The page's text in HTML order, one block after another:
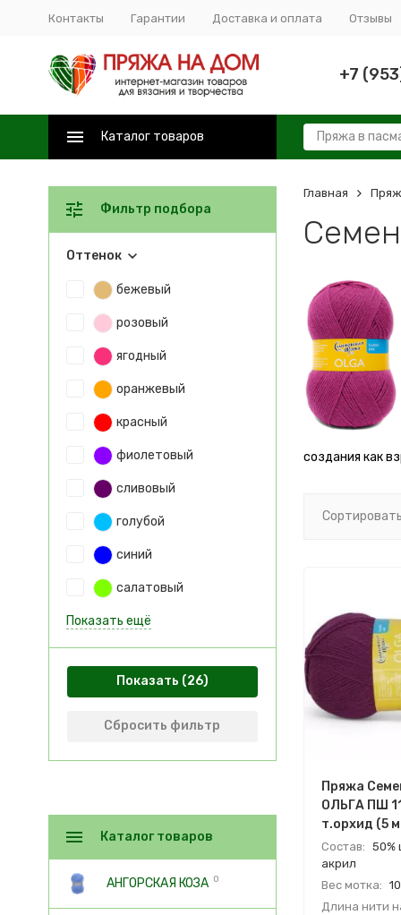
Контакты Гарантии Доставка и оплата Отзывы
+7
Каталог товаров
Главная
создания как
Пряжа
ОЛЬГА ПШ
т.орхид (5
Состав: 50%
акрил
Вес мотка:
Длина нити
Фильтр подбора
Оттенок
бежевый
розовый
ягодный
оранжевый
красный
фиолетовый
сливовый
голубой
синий
салатовый
Показать ещё
Показать
Сбросить фильтр
Каталог товаров
АНГОРСКАЯ КОЗА 0